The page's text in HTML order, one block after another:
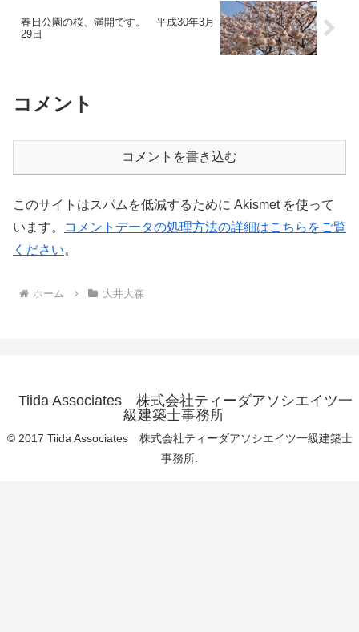
春日公園の桜、満開です。 平成30年3月
29日
コメント
コメントを書き込む
このサイトはスパムを低減するために Akismet を使って
います。
コメントデータの処理方法の詳細はこちらをご覧
ください。
ホーム 大井大森
Tiida Associates 株式会社ティーダアソシエイツ一
級建築士事務所
© 2017 Tiida Associates 株式会社ティーダアソシエイツ一級建築士
事務所.